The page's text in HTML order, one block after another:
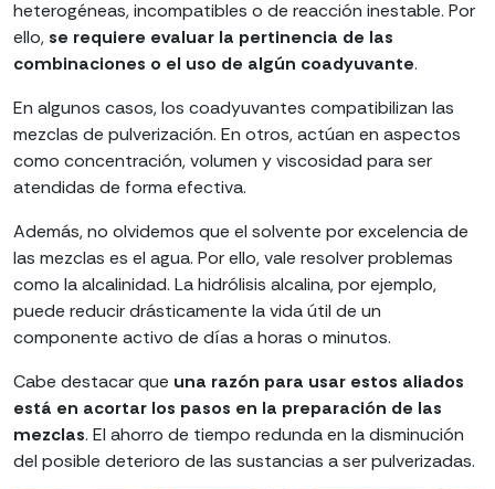
heterogéneas, incompatibles o de reacción inestable. Por
ello, se requiere evaluar la pertinencia de las
combinaciones o el uso de algún coadyuvante.
En algunos casos, los coadyuvantes compatibilizan las
mezclas de pulverización. En otros, actúan en aspectos
como concentración, volumen y viscosidad para ser
atendidas de forma efectiva.
Además, no olvidemos que el solvente por excelencia de
las mezclas es el agua. Por ello, vale resolver problemas
como la alcalinidad. La hidrólisis alcalina, por ejemplo,
puede reducir drásticamente la vida útil de un
componente activo de días a horas o minutos.
Cabe destacar que una razón para usar estos aliados
está en acortar los pasos en la preparación de las
mezclas. El ahorro de tiempo redunda en la disminución
del posible deterioro de las sustancias a ser pulverizadas.